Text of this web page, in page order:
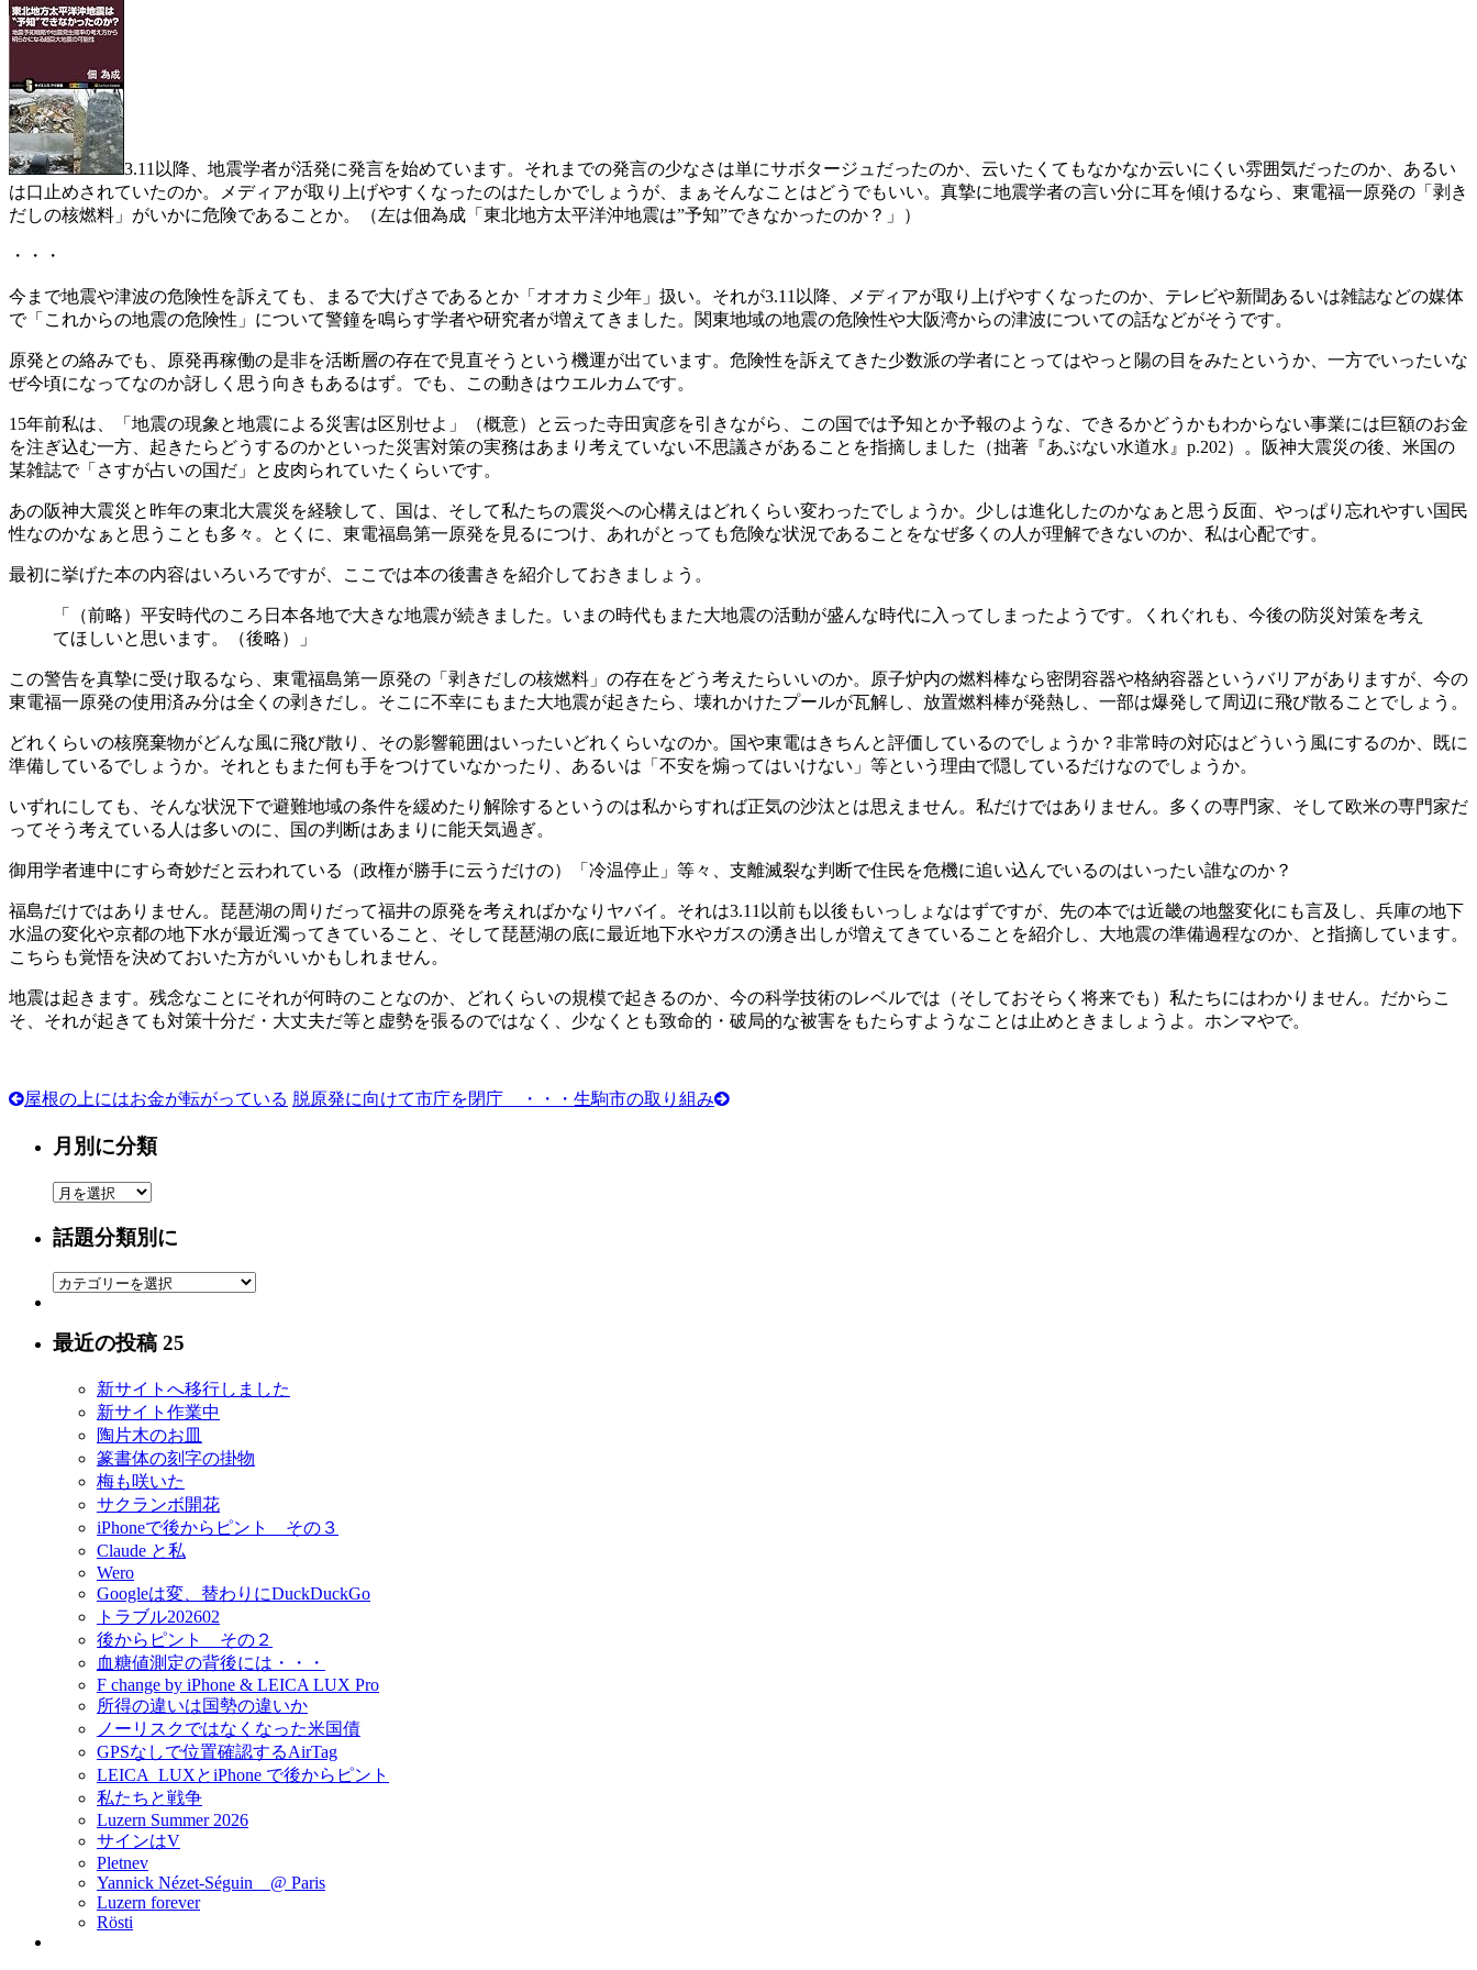
3.11以降、地震学者が活発に発言を始めています。それまでの発言の少なさは単にサボタージュだったのか、云いたくてもなかなか云いにくい雰囲気だったのか、あるい
は口止めされていたのか。メディアが取り上げやすくなったのはたしかでしょうが、まぁそんなことはどうでもいい。真摯に地震学者の言い分に耳を傾けるなら、東電福一原発の「剥き
だしの核燃料」がいかに危険であることか。（左は佃為成「東北地方太平洋沖地震は”予知”できなかったのか？」）
・・・
今まで地震や津波の危険性を訴えても、まるで大げさであるとか「オオカミ少年」扱い。それが3.11以降、メディアが取り上げやすくなったのか、テレビや新聞あるいは雑誌などの媒体
で「これからの地震の危険性」について警鐘を鳴らす学者や研究者が増えてきました。関東地域の地震の危険性や大阪湾からの津波についての話などがそうです。
原発との絡みでも、原発再稼働の是非を活断層の存在で見直そうという機運が出ています。危険性を訴えてきた少数派の学者にとってはやっと陽の目をみたというか、一方でいったいな
ぜ今頃になってなのか訝しく思う向きもあるはず。でも、この動きはウエルカムです。
15年前私は、「地震の現象と地震による災害は区別せよ」（概意）と云った寺田寅彦を引きながら、この国では予知とか予報のような、できるかどうかもわからない事業には巨額のお金
を注ぎ込む一方、起きたらどうするのかといった災害対策の実務はあまり考えていない不思議さがあることを指摘しました（拙著『あぶない水道水』p.202）。阪神大震災の後、米国の
某雑誌で「さすが占いの国だ」と皮肉られていたくらいです。
あの阪神大震災と昨年の東北大震災を経験して、国は、そして私たちの震災への心構えはどれくらい変わったでしょうか。少しは進化したのかなぁと思う反面、やっぱり忘れやすい国民
性なのかなぁと思うことも多々。とくに、東電福島第一原発を見るにつけ、あれがとっても危険な状況であることをなぜ多くの人が理解できないのか、私は心配です。
最初に挙げた本の内容はいろいろですが、ここでは本の後書きを紹介しておきましょう。
「（前略）平安時代のころ日本各地で大きな地震が続きました。いまの時代もまた大地震の活動が盛んな時代に入ってしまったようです。くれぐれも、今後の防災対策を考え
てほしいと思います。（後略）」
この警告を真摯に受け取るなら、東電福島第一原発の「剥きだしの核燃料」の存在をどう考えたらいいのか。原子炉内の燃料棒なら密閉容器や格納容器というバリアがありますが、今の
東電福一原発の使用済み分は全くの剥きだし。そこに不幸にもまた大地震が起きたら、壊れかけたプールが瓦解し、放置燃料棒が発熱し、一部は爆発して周辺に飛び散ることでしょう。
どれくらいの核廃棄物がどんな風に飛び散り、その影響範囲はいったいどれくらいなのか。国や東電はきちんと評価しているのでしょうか？非常時の対応はどういう風にするのか、既に
準備しているでしょうか。それともまた何も手をつけていなかったり、あるいは「不安を煽ってはいけない」等という理由で隠しているだけなのでしょうか。
いずれにしても、そんな状況下で避難地域の条件を緩めたり解除するというのは私からすれば正気の沙汰とは思えません。私だけではありません。多くの専門家、そして欧米の専門家だ
ってそう考えている人は多いのに、国の判断はあまりに能天気過ぎ。
御用学者連中にすら奇妙だと云われている（政権が勝手に云うだけの）「冷温停止」等々、支離滅裂な判断で住民を危機に追い込んでいるのはいったい誰なのか？
福島だけではありません。琵琶湖の周りだって福井の原発を考えればかなりヤバイ。それは3.11以前も以後もいっしょなはずですが、先の本では近畿の地盤変化にも言及し、兵庫の地下
水温の変化や京都の地下水が最近濁ってきていること、そして琵琶湖の底に最近地下水やガスの湧き出しが増えてきていることを紹介し、大地震の準備過程なのか、と指摘しています。
こちらも覚悟を決めておいた方がいいかもしれません。
地震は起きます。残念なことにそれが何時のことなのか、どれくらいの規模で起きるのか、今の科学技術のレベルでは（そしておそらく将来でも）私たちにはわかりません。だからこ
そ、それが起きても対策十分だ・大丈夫だ等と虚勢を張るのではなく、少なくとも致命的・破局的な被害をもたらすようなことは止めときましょうよ。ホンマやで。
屋根の上にはお金が転がっている 脱原発に向けて市庁を閉庁 ・・・生駒市の取り組み
月別に分類
月
に
類
話題分類別に
話
類
最近の投稿 25
新サイトへ移行しました
新サイト作業中
陶片木のお皿
篆書体の刻字の掛物
梅も咲いた
サクランボ開花
iPhoneで後からピント その３
Claude と私
Wero
Googleは変、替わりにDuckDuckGo
トラブル202602
後からピント その２
血糖値測定の背後には・・・
F change by iPhone & LEICA LUX Pro
所得の違いは国勢の違いか
ノーリスクではなくなった米国債
GPSなしで位置確認するAirTag
LEICA_LUXとiPhone で後からピント
私たちと戦争
Luzern Summer 2026
サインはV
Pletnev
Yannick Nézet-Séguin @ Paris
Luzern forever
Rösti